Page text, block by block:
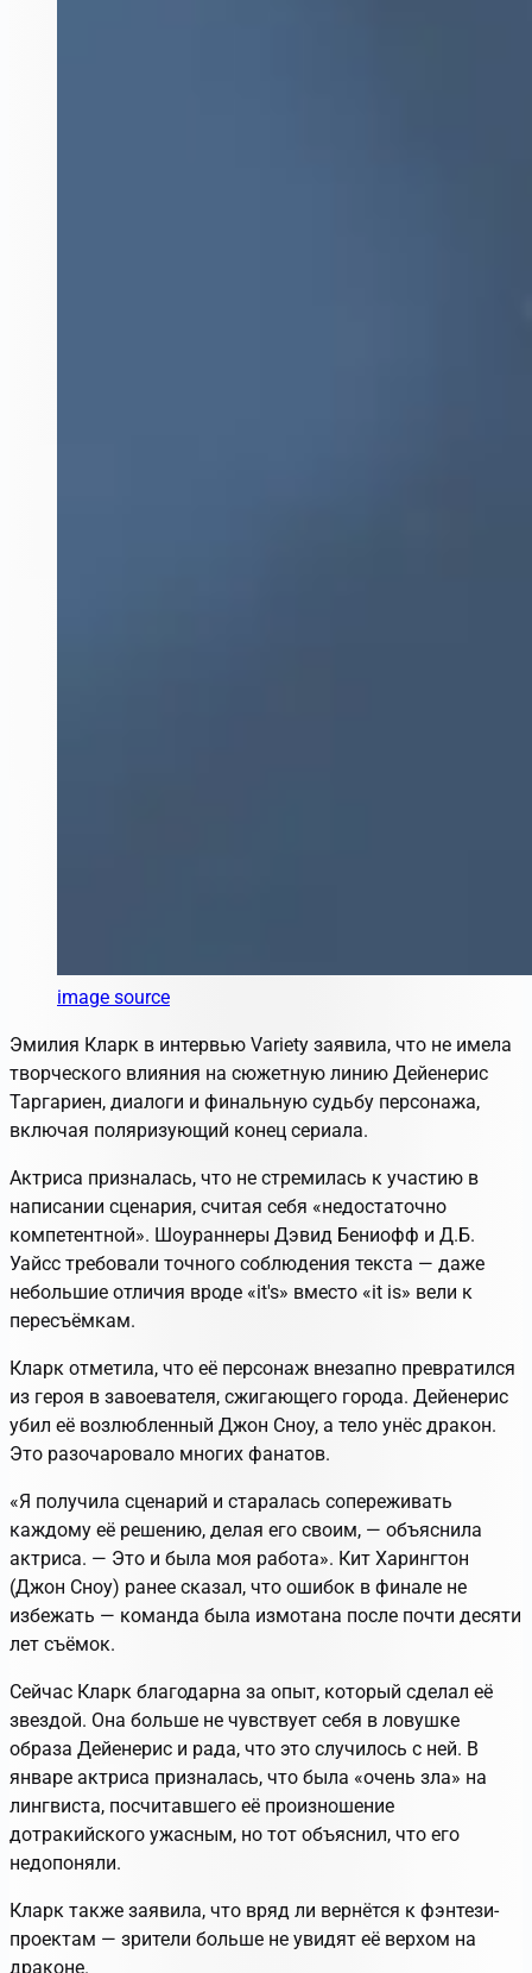
image source
Эмилия Кларк в интервью Variety заявила, что не имела
творческого влияния на сюжетную линию Дейенерис
Таргариен, диалоги и финальную судьбу персонажа,
включая поляризующий конец сериала.
Актриса призналась, что не стремилась к участию в
написании сценария, считая себя «недостаточно
компетентной». Шоураннеры Дэвид Бениофф и Д.Б.
Уайсс требовали точного соблюдения текста — даже
небольшие отличия вроде «it's» вместо «it is» вели к
пересъёмкам.
Кларк отметила, что её персонаж внезапно превратился
из героя в завоевателя, сжигающего города. Дейенерис
убил её возлюбленный Джон Сноу, а тело унёс дракон.
Это разочаровало многих фанатов.
«Я получила сценарий и старалась сопереживать
каждому её решению, делая его своим, — объяснила
актриса. — Это и была моя работа». Кит Харингтон
(Джон Сноу) ранее сказал, что ошибок в финале не
избежать — команда была измотана после почти десяти
лет съёмок.
Сейчас Кларк благодарна за опыт, который сделал её
звездой. Она больше не чувствует себя в ловушке
образа Дейенерис и рада, что это случилось с ней. В
январе актриса призналась, что была «очень зла» на
лингвиста, посчитавшего её произношение
дотракийского ужасным, но тот объяснил, что его
недопоняли.
Кларк также заявила, что вряд ли вернётся к фэнтези-
проектам — зрители больше не увидят её верхом на
драконе.